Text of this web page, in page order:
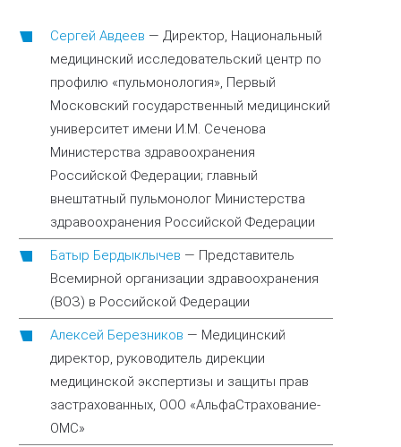
Сергей Авдеев — Директор, Национальный
медицинский исследовательский центр по
профилю «пульмонология», Первый
Московский государственный медицинский
университет имени И.М. Сеченова
Министерства здравоохранения
Российской Федерации; главный
внештатный пульмонолог Министерства
здравоохранения Российской Федерации
Батыр Бердыклычев — Представитель
Всемирной организации здравоохранения
(ВОЗ) в Российской Федерации
Алексей Березников — Медицинский
директор, руководитель дирекции
медицинской экспертизы и защиты прав
застрахованных, ООО «АльфаСтрахование-
ОМС»